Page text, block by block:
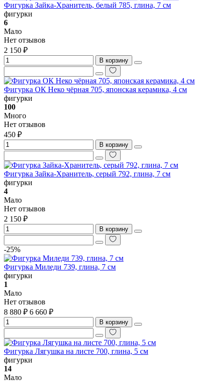
Фигурка Зайка-Хранитель, белый 785, глина, 7 см
фигурки
6
Мало
Нет отзывов
2 150 ₽
В корзину
Фигурка ОК Неко чёрная 705, японская керамика, 4 см
фигурки
100
Много
Нет отзывов
450 ₽
В корзину
Фигурка Зайка-Хранитель, серый 792, глина, 7 см
фигурки
4
Мало
Нет отзывов
2 150 ₽
В корзину
-25%
Фигурка Миледи 739, глина, 7 см
фигурки
1
Мало
Нет отзывов
8 880 ₽ 6 660 ₽
В корзину
Фигурка Лягушка на листе 700, глина, 5 см
фигурки
14
Мало